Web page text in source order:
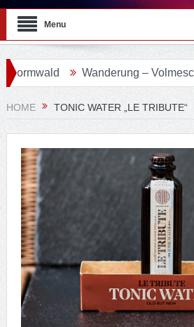
Menu
Wanderung –
HOME TONIC WATER „LE TRIBUTE“